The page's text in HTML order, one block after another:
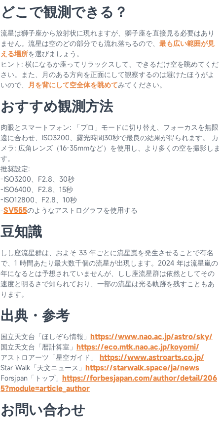
どこで観測できる？
流星は獅子座から放射状に現れますが、獅子座を直接見る必要はあり
ません。流星は空のどの部分でも流れ落ちるので、 最も広い範囲が見
える場所を選びましょう。
ヒント: 横になるか座ってリラックスして、できるだけ空を眺めてくだ
さい。また、月のある方向を正面にして観察するのは避けたほうがよ
いので、
月を背にして空全体を眺めてみてください。
おすすめ観測方法
肉眼とスマートフォン: 「プロ」モードに切り替え、フォーカスを無限
遠に合わせ、ISO3200、露光時間30秒で最良の結果が得られます。 カ
メラ: 広角レンズ（16-35mmなど）を使用し、より多くの空を撮影しま
す。
推奨設定:
-ISO3200、F2.8、30秒
-ISO6400、F2.8、15秒
-ISO12800、F2.8、10秒
-SV555のようなアストログラフを使用する
豆知識
しし座流星群は、およそ 33 年ごとに流星嵐を発生させることで有名
で、1 時間あたり最大数千個の流星が出現します。2024 年は流星嵐の
年になるとは予想されていませんが、しし座流星群は依然としてその
速度と明るさで知られており、一部の流星は光る軌跡を残すこともあ
ります。
出典・参考
国立天文台「ほしぞら情報」 https://www.nao.ac.jp/astro/sky/
国立天文台「暦計算室」 https://eco.mtk.nao.ac.jp/koyomi/
アストロアーツ「星空ガイド」 https://www.astroarts.co.jp/
Star Walk「天文ニュース」 https://starwalk.space/ja/news
Forsjpan「トップ」 https://forbesjapan.com/author/detail/206
5?module=article_author
お問い合わせ